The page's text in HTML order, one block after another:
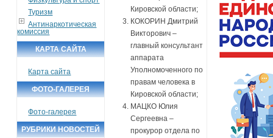
Туризм
Антинаркотическая
комиссия
КАРТА САЙТА
Карта сайта
ФОТО-ГАЛЕРЕЯ
Фото-галерея
РУБРИКИ НОВОСТЕЙ
Кировской области;
КОКОРИН Дмитрий
Викторович –
главный консультант
аппарата
Уполномоченного по
правам человека в
Кировской области;
МАЦКО Юлия
Сергеевна –
прокурор отдела по